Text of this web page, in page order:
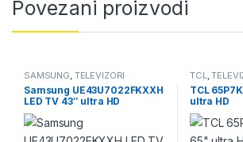
Povezani proizvodi
SAMSUNG, TELEVIZORI
Samsung UE43U7022FKXXH
LED TV 43″ ultra HD
TCL,
TCL
ultra HD